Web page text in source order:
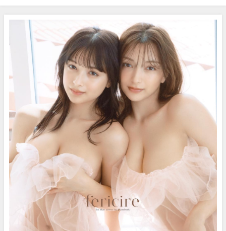
chさんより
世/#NMB48 #塩月希依音 #田中
れい/水着グラビア #森脇梨々夏
#蓬莱舞 #和泉芳怜 ほか (Jun 16,
2026) | BOMB IDOL
CHANNEL【ボム編集部公式】さ
んより